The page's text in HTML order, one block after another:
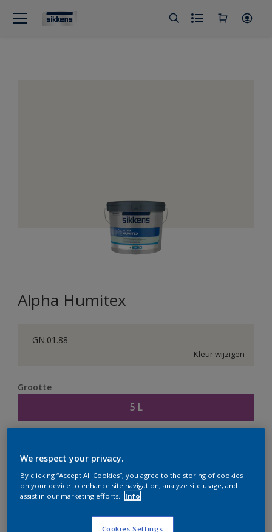
Alpha Humitex
GN.01.88
Kleur wijzigen
Grootte
5 L
We respect your privacy.
By clicking “Accept All Cookies”, you agree to the storing of cookies
on your device to enhance site navigation, analyze site usage, and
assist in our marketing efforts.
Info
Cookies Settings